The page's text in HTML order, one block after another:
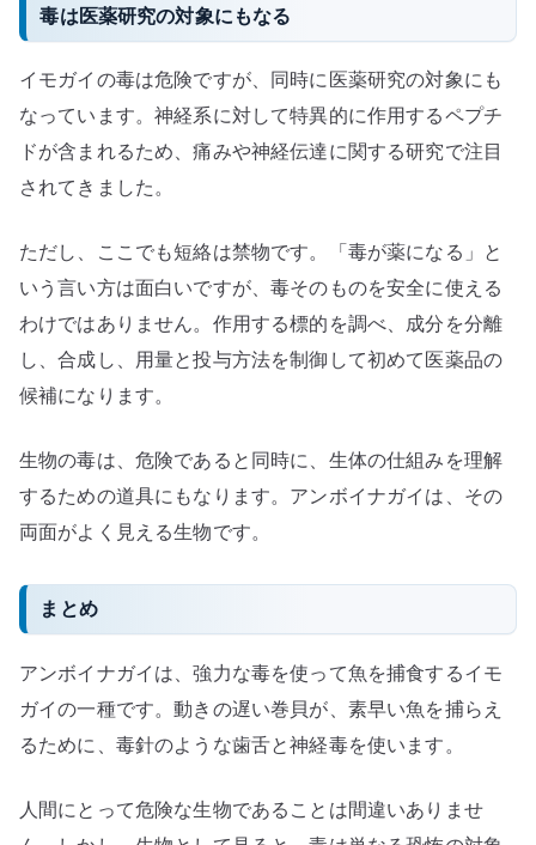
毒は医薬研究の対象にもなる
イモガイの毒は危険ですが、同時に医薬研究の対象にも
なっています。神経系に対して特異的に作用するペプチ
ドが含まれるため、痛みや神経伝達に関する研究で注目
されてきました。
ただし、ここでも短絡は禁物です。「毒が薬になる」と
いう言い方は面白いですが、毒そのものを安全に使える
わけではありません。作用する標的を調べ、成分を分離
し、合成し、用量と投与方法を制御して初めて医薬品の
候補になります。
生物の毒は、危険であると同時に、生体の仕組みを理解
するための道具にもなります。アンボイナガイは、その
両面がよく見える生物です。
まとめ
アンボイナガイは、強力な毒を使って魚を捕食するイモ
ガイの一種です。動きの遅い巻貝が、素早い魚を捕らえ
るために、毒針のような歯舌と神経毒を使います。
人間にとって危険な生物であることは間違いありませ